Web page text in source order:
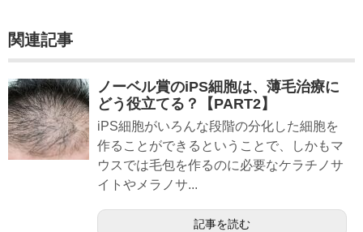
関連記事
ノーベル賞のiPS細胞は、薄毛治療に
どう役立てる？【PART2】
iPS細胞がいろんな段階の分化した細胞を
作ることができるということで、しかもマ
ウスでは毛包を作るのに必要なケラチノサ
イトやメラノサ...
記事を読む